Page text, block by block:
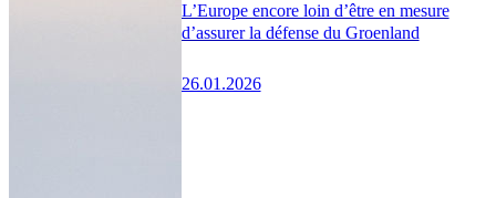
L’Europe encore loin d’être en mesure
d’assurer la défense du Groenland
26.01.2026